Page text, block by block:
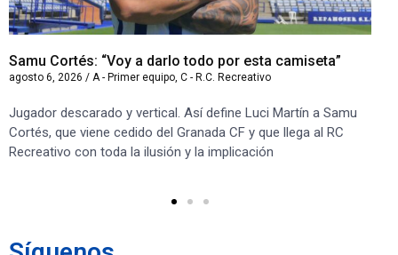
Samu Cortés: “Voy a darlo todo por esta camiseta”
agosto 6, 2026 / A - Primer equipo, C - R.C. Recreativo
Jugador descarado y vertical. Así define Luci Martín a Samu
Cortés, que viene cedido del Granada CF y que llega al RC
Recreativo con toda la ilusión y la implicación